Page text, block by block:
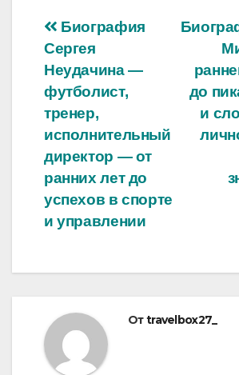
Навигация
по
записям
до
и
Биография
Сергея
Неудачина —
футболист,
тренер,
исполнительный
директор — от
ранних лет до
успехов в спорте
и управлении
Отtravelbox27_